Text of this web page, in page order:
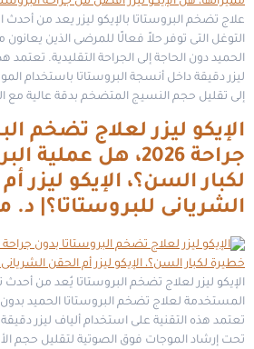
علاج تضخم البروستاتا بالإيكو ليزر يعد من أحدث
التوغل التى توفر حلاً فعالًا للمرضى الذين
الحميد دون الحاجة إلى الجراحة التقليدية. تعتمد
ليزر دقيقة داخل أنسجة البروستاتا باستخدام
إلى تقليل حجم النسيج المتضخم بدقة عالية مع
الإيكو ليزر لعلاج تضخم
جراحة 2026، هل
لكبار السن؟، الإيكو ليزر
الشريانى للبروستاتا؟|
الإيكو ليزر لعلاج تضخم البروستاتا يُعد من أحدث
المستخدمة لعلاج تضخم البروستاتا الحميد
تعتمد هذه التقنية على استخدام ألياف ليزر
تحت إرشاد الموجات فوق الصوتية لتقليل حجم